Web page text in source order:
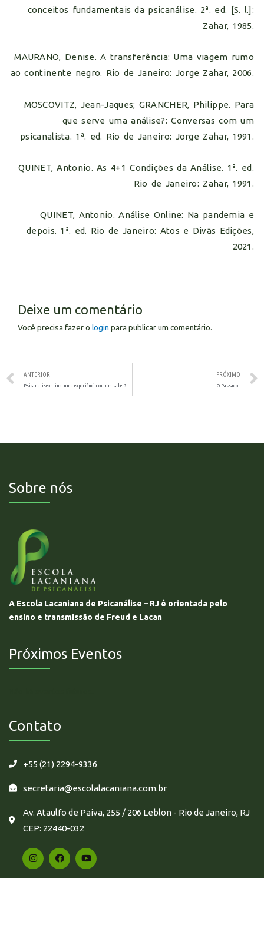
conceitos fundamentais da psicanálise. 2ª. ed. [S. l.]:
Zahar, 1985.
MAURANO, Denise. A transferência: Uma viagem rumo
ao continente negro. Rio de Janeiro: Jorge Zahar, 2006.
MOSCOVITZ, Jean-Jaques; GRANCHER, Philippe. Para
que serve uma análise?: Conversas com um
psicanalista. 1ª. ed. Rio de Janeiro: Jorge Zahar, 1991.
QUINET, Antonio. As 4+1 Condições da Análise. 1ª. ed.
Rio de Janeiro: Zahar, 1991.
QUINET, Antonio. Análise Online: Na pandemia e
depois. 1ª. ed. Rio de Janeiro: Atos e Divãs Edições,
2021.
Deixe um comentário
Você precisa fazer o login para publicar um comentário.
ANTERIOR
Psicanaliseonline: uma experiência ou um saber?
PRÓXIMO
O Passador
Sobre nós
A Escola Lacaniana de Psicanálise – RJ é orientada pelo
ensino e transmissão de Freud e Lacan
Próximos Eventos
Contato
+55 (21) 2294-9336
secretaria@escolalacaniana.com.br
Av. Ataulfo de Paiva, 255 / 206 Leblon - Rio de Janeiro, RJ
CEP: 22440-032